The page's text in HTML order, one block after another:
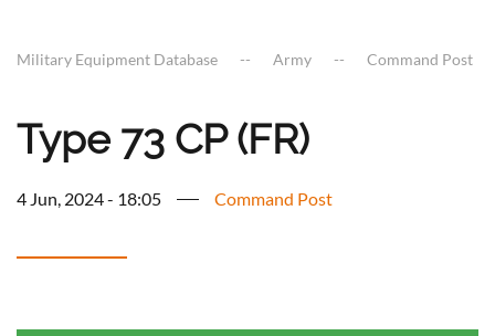
Military Equipment Database Army Command Post
Type 73 CP (FR)
4 Jun, 2024 - 18:05 Command Post